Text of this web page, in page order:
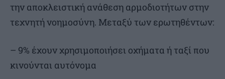
την αποκλειστική ανάθεση αρμοδιοτήτων στην
τεχνητή νοημοσύνη. Μεταξύ των ερωτηθέντων:
– 9% έχουν χρησιμοποιήσει οχήματα ή ταξί που
κινούνται αυτόνομα